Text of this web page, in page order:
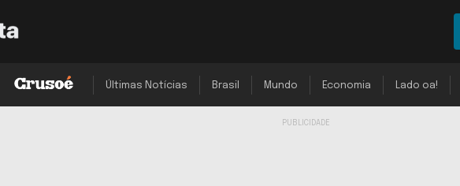
Últimas Notícias Brasil Mundo Economia Lado oa!